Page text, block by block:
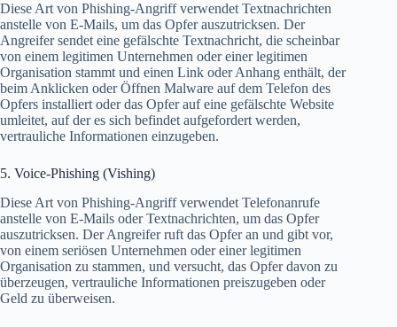
Diese Art von Phishing-Angriff verwendet Textnachrichten
anstelle von E-Mails, um das Opfer auszutricksen. Der
Angreifer sendet eine gefälschte Textnachricht, die scheinbar
von einem legitimen Unternehmen oder einer legitimen
Organisation stammt und einen Link oder Anhang enthält, der
beim Anklicken oder Öffnen Malware auf dem Telefon des
Opfers installiert oder das Opfer auf eine gefälschte Website
umleitet, auf der es sich befindet aufgefordert werden,
vertrauliche Informationen einzugeben.
5. Voice-Phishing (Vishing)
Diese Art von Phishing-Angriff verwendet Telefonanrufe
anstelle von E-Mails oder Textnachrichten, um das Opfer
auszutricksen. Der Angreifer ruft das Opfer an und gibt vor,
von einem seriösen Unternehmen oder einer legitimen
Organisation zu stammen, und versucht, das Opfer davon zu
überzeugen, vertrauliche Informationen preiszugeben oder
Geld zu überweisen.